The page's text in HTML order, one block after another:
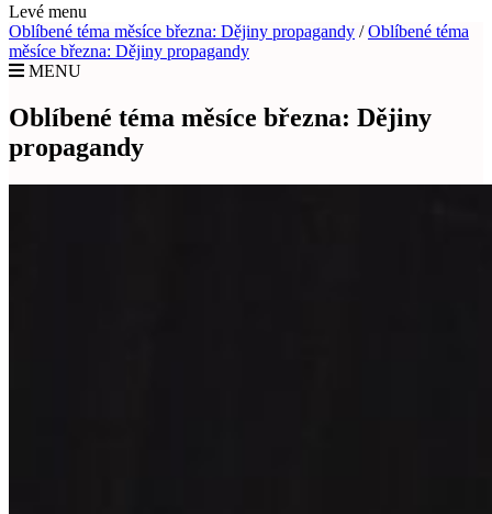
Levé menu
Oblíbené téma měsíce března: Dějiny propagandy /Oblíbené téma
měsíce března: Dějiny propagandy
MENU
Oblíbené téma měsíce března: Dějiny
propagandy